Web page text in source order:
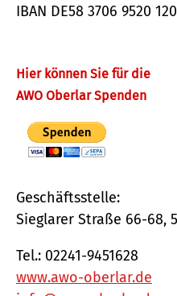
IBAN DE58 3706 9520
Hier können Sie für die
AWO Oberlar Spenden
Geschäftsstelle:
Sieglarer Straße 66-68,
Tel.: 02241-9451628
www.awo-oberlar.de